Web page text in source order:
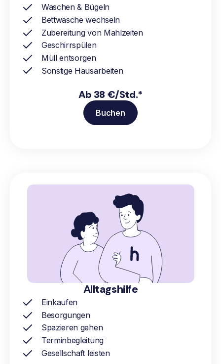
Waschen & Bügeln
Bettwäsche wechseln
Zubereitung von Mahlzeiten
Geschirrspülen
Müll entsorgen
Sonstige Hausarbeiten
Ab 38 €/Std.*
Buchen
Alltagshilfe
Einkaufen
Besorgungen
Spazieren gehen
Terminbegleitung
Gesellschaft leisten